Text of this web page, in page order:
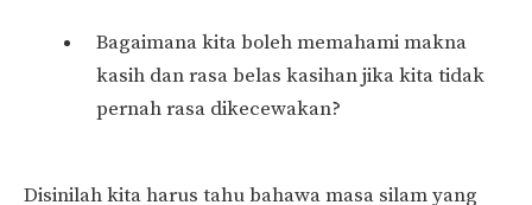
Bagaimana kita boleh memahami makna
kasih dan rasa belas kasihan jika kita tidak
pernah rasa dikecewakan?
Disinilah kita harus tahu bahawa masa silam yang